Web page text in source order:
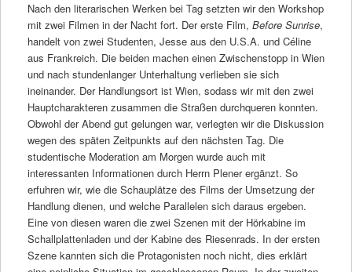
Nach den literarischen Werken bei Tag setzten wir den Workshop
mit zwei Filmen in der Nacht fort. Der erste Film, Before Sunrise,
handelt von zwei Studenten, Jesse aus den U.S.A. und Céline
aus Frankreich. Die beiden machen einen Zwischenstopp in Wien
und nach stundenlanger Unterhaltung verlieben sie sich
ineinander. Der Handlungsort ist Wien, sodass wir mit den zwei
Hauptcharakteren zusammen die Straßen durchqueren konnten.
Obwohl der Abend gut gelungen war, verlegten wir die Diskussion
wegen des späten Zeitpunkts auf den nächsten Tag. Die
studentische Moderation am Morgen wurde auch mit
interessanten Informationen durch Herrn Plener ergänzt. So
erfuhren wir, wie die Schauplätze des Films der Umsetzung der
Handlung dienen, und welche Parallelen sich daraus ergeben.
Eine von diesen waren die zwei Szenen mit der Hörkabine im
Schallplattenladen und der Kabine des Riesenrads. In der ersten
Szene kannten sich die Protagonisten noch nicht, dies erklärt